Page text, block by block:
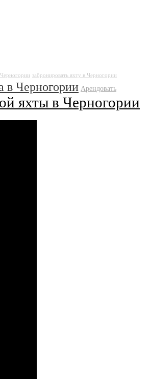
забронировать яхту в Черногории
в Черногории Арендовать
яхты в Черногории